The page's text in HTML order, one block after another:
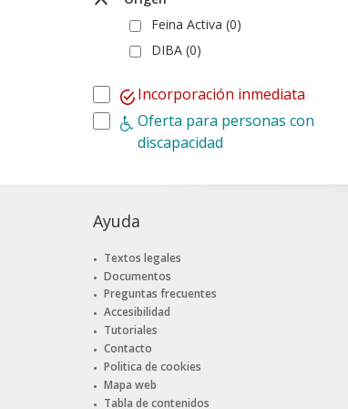
Feina Activa (0)
DIBA (0)
Incorporación inmediata
Oferta para personas con
discapacidad
Ayuda
Textos legales
Documentos
Preguntas frecuentes
Accesibilidad
Tutoriales
Contacto
Politica de cookies
Mapa web
Tabla de contenidos